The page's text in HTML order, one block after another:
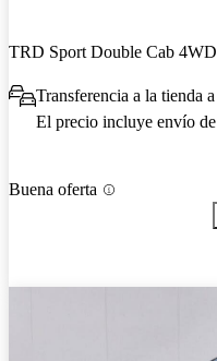
TRD Sport Double Cab 4WD
Transferencia a la tienda
El precio incluye envío
Buena oferta